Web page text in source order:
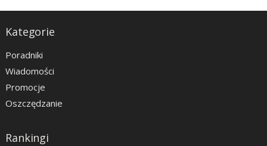
Kategorie
Poradniki
Wiadomości
Promocje
Oszczędzanie
Rankingi